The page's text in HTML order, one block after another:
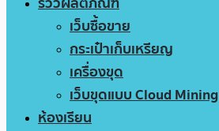
เว็บซื้อขาย
กระเป๋าเก็บเหรียญ
เครื่องขุด
เว็บขุดแบบ Cloud Mining
ห้องเรียน